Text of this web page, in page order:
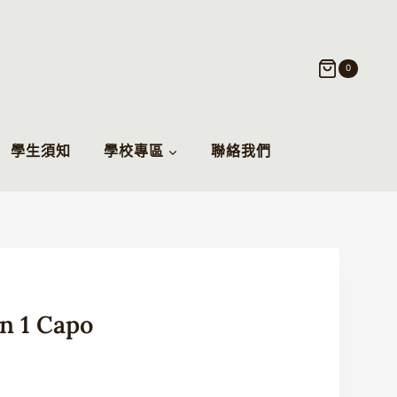
0
學生須知 學校專區 聯絡我們
1 Capo